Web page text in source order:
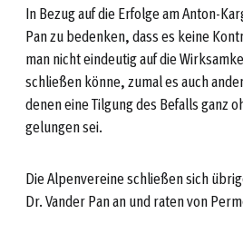
In Bezug auf die Erfolge am Anton-
Pan zu bedenken, dass es keine
man nicht eindeutig auf die
schließen könne, zumal es auch
denen eine Tilgung des Befalls ganz
gelungen sei.
Die Alpenvereine schließen sich
Dr. Vander Pan an und raten von